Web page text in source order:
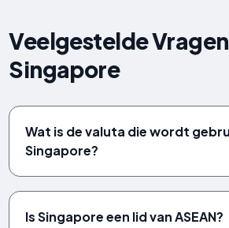
Veelgestelde
Singapore
Wat is de valuta die wordt
Singapore?
Is Singapore een lid van ASEAN?